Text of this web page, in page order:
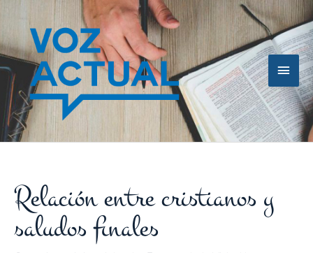
contenido
Relación entre cristianos y
saludos finales